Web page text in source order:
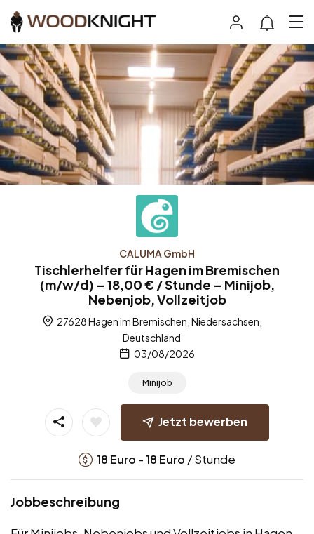
CALUMA GmbH
Tischlerhelfer für Hagen im Bremischen
(m/w/d) – 18,00 € / Stunde – Minijob,
Nebenjob, Vollzeitjob
27628 Hagen im Bremischen, Niedersachsen,
Deutschland
03/08/2026
Minijob
Jetzt bewerben
18 Euro -18 Euro / Stunde
Jobbeschreibung